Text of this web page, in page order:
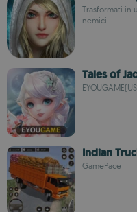
Trasformati in
nemici
Tales of
Indian
GamePace